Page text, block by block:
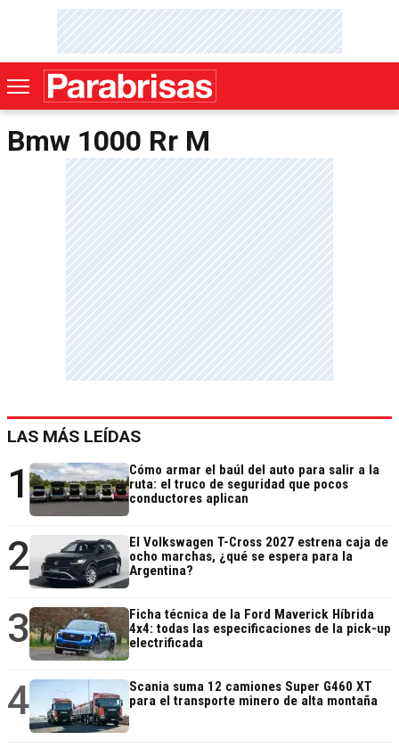
Bmw 1000 Rr M
LAS MÁS LEÍDAS
1
Cómo armar el baúl del auto para salir a la
ruta: el truco de seguridad que pocos
conductores aplican
2
El Volkswagen T-Cross 2027 estrena caja de
ocho marchas, ¿qué se espera para la
Argentina?
3
Ficha técnica de la Ford Maverick Híbrida
4x4: todas las especificaciones de la pick-up
electrificada
4
Scania suma 12 camiones Super G460 XT
para el transporte minero de alta montaña